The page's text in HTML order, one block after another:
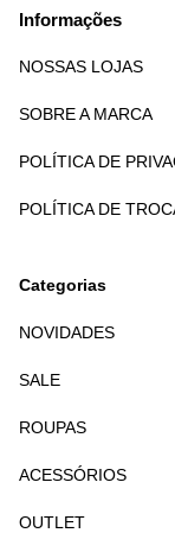
Informações
NOSSAS LOJAS
SOBRE A MARCA
POLÍTICA DE
POLÍTICA DE
Categorias
NOVIDADES
SALE
ROUPAS
ACESSÓRIOS
OUTLET